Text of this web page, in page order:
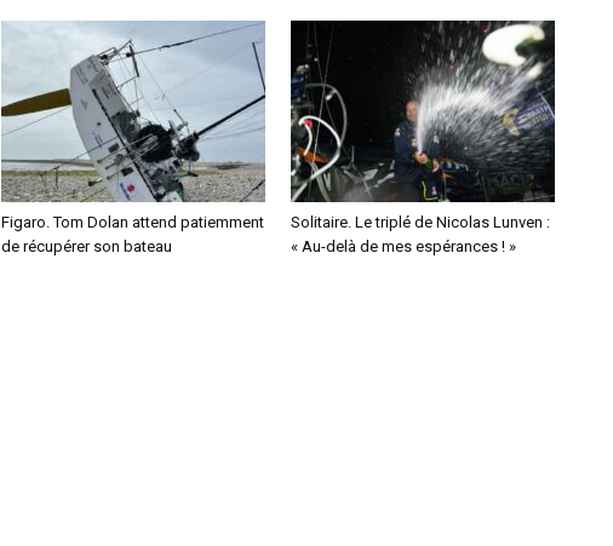
Figaro. Tom Dolan attend patiemment
de récupérer son bateau
Solitaire. Le triplé de Nicolas Lunven :
« Au-delà de mes espérances ! »